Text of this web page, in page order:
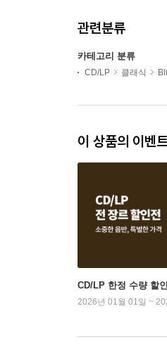
관련분류
카테고리 분류
CD/LP 클래식
이 상품의 이벤
CD/LP 한정 수량 할
2026년 01월 01일 ~